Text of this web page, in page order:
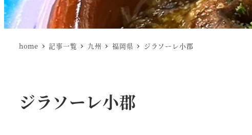
home 記事一覧 九州 福岡県 ジラソーレ小郡
ジラソーレ小郡